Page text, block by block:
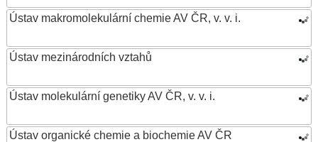
Ústav makromolekulární chemie AV ČR, v. v. i.
Ústav mezinárodních vztahů
Ústav molekulární genetiky AV ČR, v. v. i.
Ústav organické chemie a biochemie AV ČR